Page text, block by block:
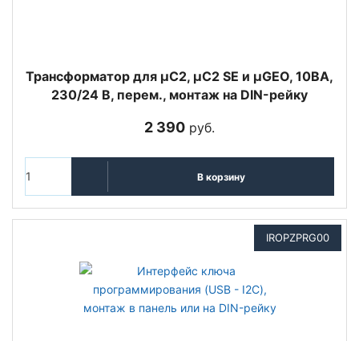
Трансформатор для µC2, µC2 SE и µGEO, 10ВА,
230/24 В, перем., монтаж на DIN-рейку
2 390 руб.
В корзину
IROPZPRG00